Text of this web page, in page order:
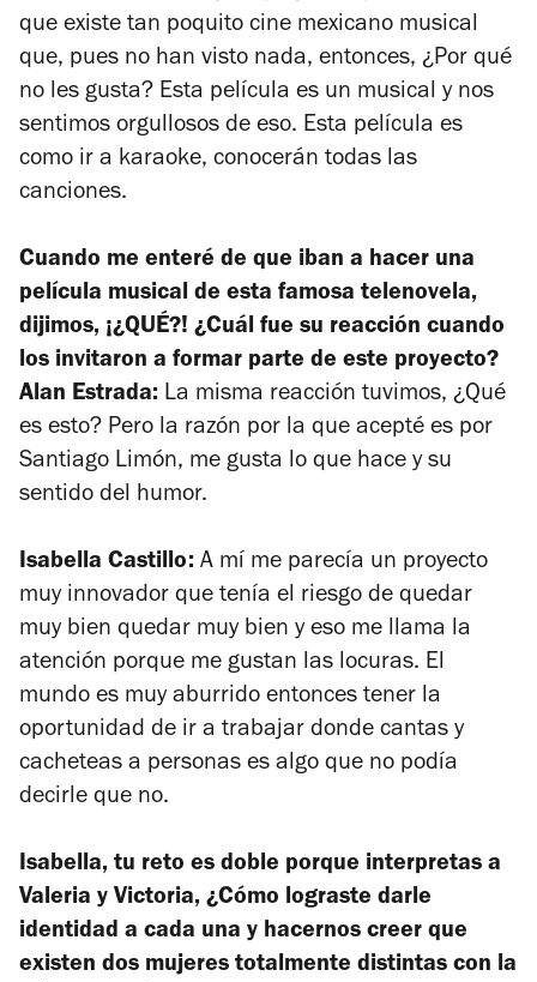
que existe tan poquito cine mexicano musical
que, pues no han visto nada, entonces, ¿Por qué
no les gusta? Esta película es un musical y nos
sentimos orgullosos de eso. Esta película es
como ir a karaoke, conocerán todas las
canciones.
Cuando me enteré de que iban a hacer una
película musical de esta famosa telenovela,
dijimos, ¡¿QUÉ?! ¿Cuál fue su reacción cuando
los invitaron a formar parte de este proyecto?
Alan Estrada: La misma reacción tuvimos, ¿Qué
es esto? Pero la razón por la que acepté es por
Santiago Limón, me gusta lo que hace y su
sentido del humor.
Isabella Castillo: A mí me parecía un proyecto
muy innovador que tenía el riesgo de quedar
muy bien quedar muy bien y eso me llama la
atención porque me gustan las locuras. El
mundo es muy aburrido entonces tener la
oportunidad de ir a trabajar donde cantas y
cacheteas a personas es algo que no podía
decirle que no.
Isabella, tu reto es doble porque interpretas a
Valeria y Victoria, ¿Cómo lograste darle
identidad a cada una y hacernos creer que
existen dos mujeres totalmente distintas con la